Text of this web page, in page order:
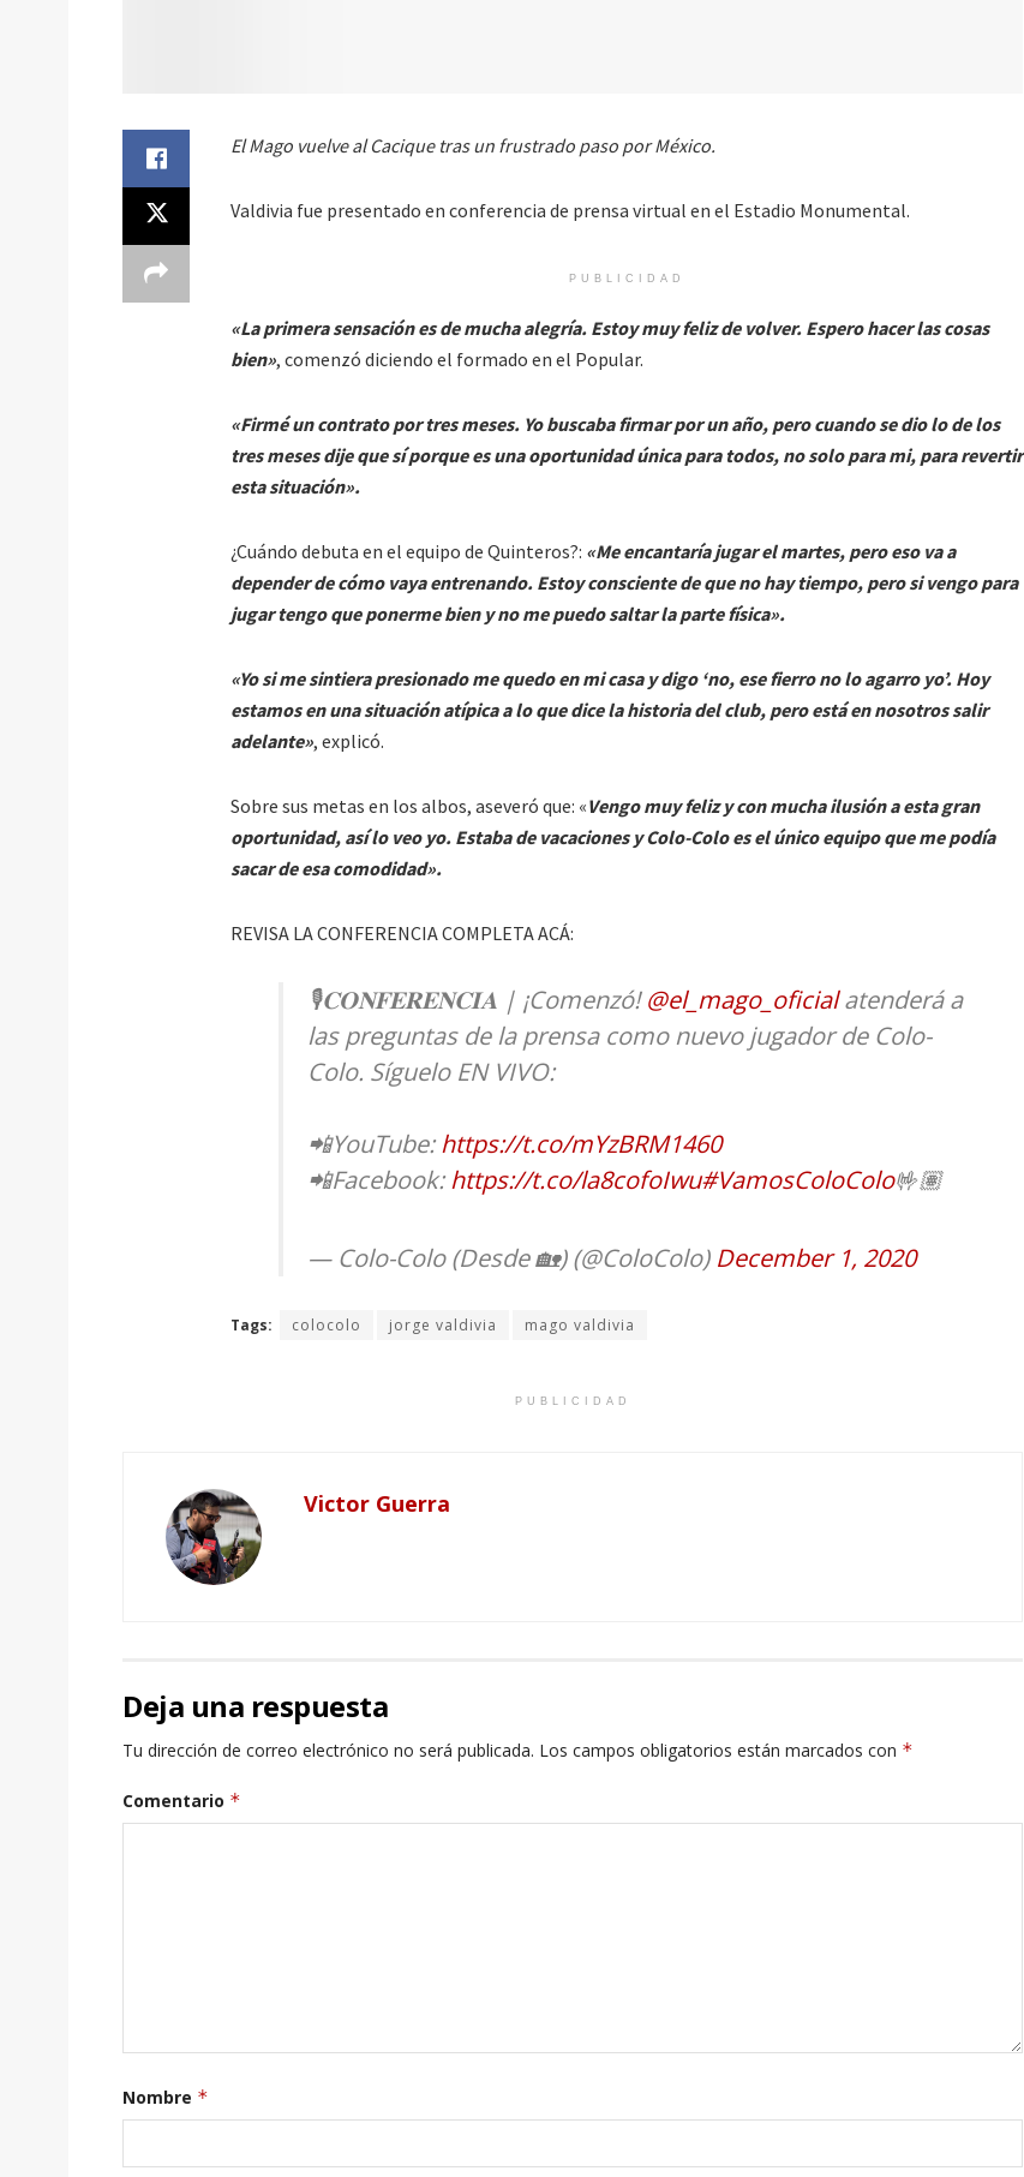
El Mago vuelve al Cacique tras un frustrado paso por México.
Valdivia fue presentado en conferencia de prensa virtual en el Estadio Monumental.
PUBLICIDAD
«La primera sensación es de mucha alegría. Estoy muy feliz de volver. Espero hacer las cosas
bien», comenzó diciendo el formado en el Popular.
«Firmé un contrato por tres meses. Yo buscaba firmar por un año, pero cuando se dio lo de los
tres meses dije que sí porque es una oportunidad única para todos, no solo para mi, para revertir
esta situación».
¿Cuándo debuta en el equipo de Quinteros?: «Me encantaría jugar el martes, pero eso va a
depender de cómo vaya entrenando. Estoy consciente de que no hay tiempo, pero si vengo para
jugar tengo que ponerme bien y no me puedo saltar la parte física».
«Yo si me sintiera presionado me quedo en mi casa y digo ‘no, ese fierro no lo agarro yo’. Hoy
estamos en una situación atípica a lo que dice la historia del club, pero está en nosotros salir
adelante», explicó.
Sobre sus metas en los albos, aseveró que: «Vengo muy feliz y con mucha ilusión a esta gran
oportunidad, así lo veo yo. Estaba de vacaciones y Colo-Colo es el único equipo que me podía
sacar de esa comodidad».
REVISA LA CONFERENCIA COMPLETA ACÁ:
🎙️𝐂𝐎𝐍𝐅𝐄𝐑𝐄𝐍𝐂𝐈𝐀 | ¡Comenzó!@el_mago_oficialatenderá a
las preguntas de la prensa como nuevo jugador de Colo-
Colo. Síguelo EN VIVO:
📲YouTube:https://t.co/mYzBRM1460
📲Facebook:https://t.co/la8cofoIwu#VamosColoColo🤟🏽
— Colo-Colo (Desde 🏡) (@ColoColo) December 1, 2020
Tags: colocolo jorge valdivia mago valdivia
PUBLICIDAD
Victor Guerra
Deja una respuesta
Tu dirección de correo electrónico no será publicada. Los campos obligatorios están marcados con *
Comentario *
Nombre *